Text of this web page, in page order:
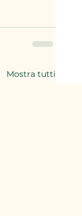
Mostra tutti